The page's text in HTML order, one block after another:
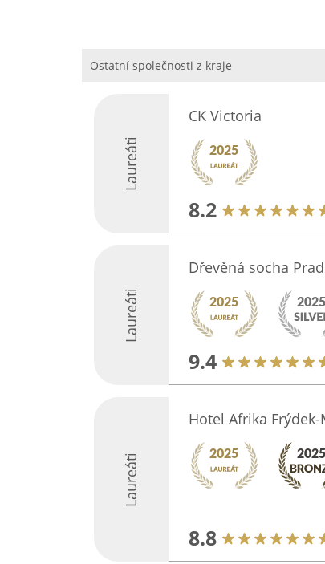
Ostatní společnosti z kraje
Laureáti
CK Victoria
8.2
Laureáti
Dřevěná socha
9.4
Laureáti
Hotel Afrika
8.8